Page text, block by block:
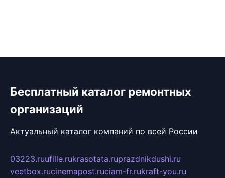
Бесплатный каталог ремонтных
организаций
Актуальный каталог компаний по всей России
03223.ruufille.rukrasotata.ruprazdnikdushi.ru
veetbox.rucinemapost.ruciam-fr.rukraft-you.ru